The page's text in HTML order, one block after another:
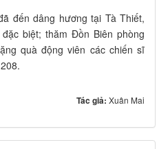
đến dâng hương tại Tà Thiết,
biệt; thăm Đồn Biên phòng
quà động viên các chiến sĩ
Tác giả: Xuân Mai